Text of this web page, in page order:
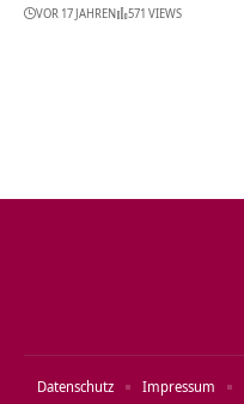
VOR 17 JAHREN 571 VIEWS
Datenschutz Impressum